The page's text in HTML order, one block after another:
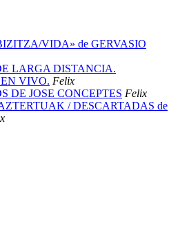
VIDA» de GERVASIO
LARGA DISTANCIA.
VIVO. Felix
DE JOSE CONCEPTES Felix
/ DESCARTADAS de